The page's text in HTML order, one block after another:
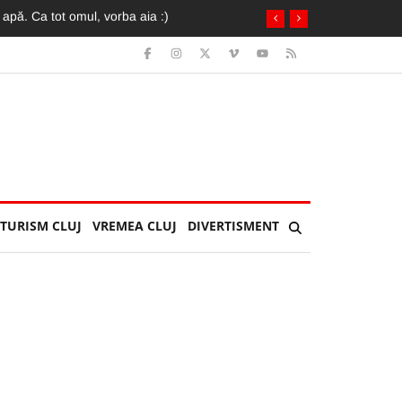
TURISM CLUJ VREMEA CLUJ DIVERTISMENT